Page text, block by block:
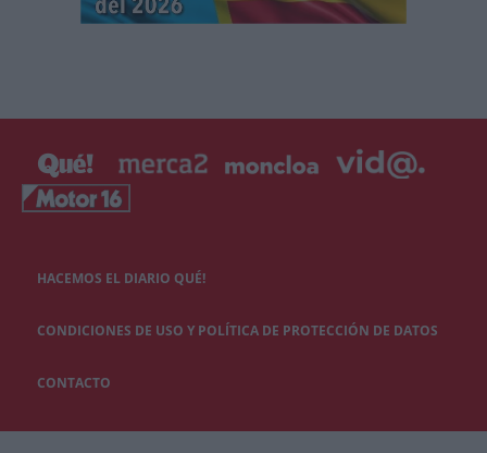
HACEMOS EL DIARIO QUÉ!
CONDICIONES DE USO Y POLÍTICA DE PROTECCIÓN DE DATOS
CONTACTO